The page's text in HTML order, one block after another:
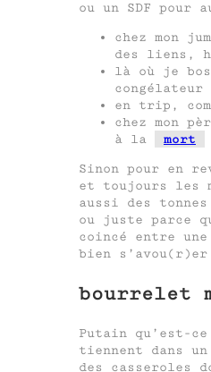
ou un SDF
chez mon
des liens,
là où je
congélateur
en trip,
chez mon
à la
mort
Sinon pour en
et toujours les
aussi des
ou juste parce
coincé entre
bien
bourrelet
Putain qu’est-
tiennent dans
des casseroles